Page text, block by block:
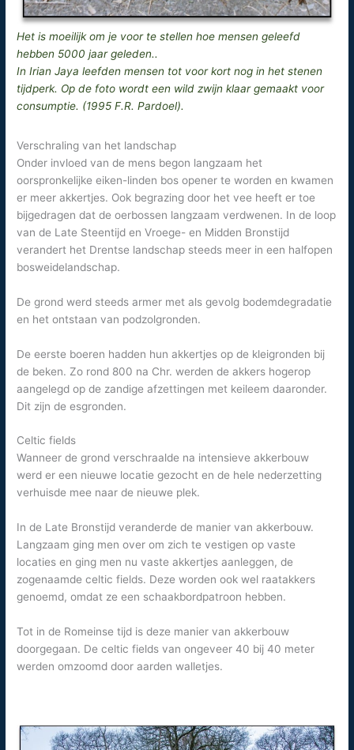
Het is moeilijk om je voor te stellen hoe mensen geleefd
hebben 5000 jaar geleden..
In Irian Jaya leefden mensen tot voor kort nog in het stenen
tijdperk. Op de foto wordt een wild zwijn klaar gemaakt voor
consumptie. (1995 F.R. Pardoel).
Verschraling van het landschap
Onder invloed van de mens begon langzaam het
oorspronkelijke eiken-linden bos opener te worden en kwamen
er meer akkertjes. Ook begrazing door het vee heeft er toe
bijgedragen dat de oerbossen langzaam verdwenen. In de loop
van de Late Steentijd en Vroege- en Midden Bronstijd
verandert het Drentse landschap steeds meer in een halfopen
bosweidelandschap.
De grond werd steeds armer met als gevolg bodemdegradatie
en het ontstaan van podzolgronden.
De eerste boeren hadden hun akkertjes op de kleigronden bij
de beken. Zo rond 800 na Chr. werden de akkers hogerop
aangelegd op de zandige afzettingen met keileem daaronder.
Dit zijn de esgronden.
Celtic fields
Wanneer de grond verschraalde na intensieve akkerbouw
werd er een nieuwe locatie gezocht en de hele nederzetting
verhuisde mee naar de nieuwe plek.
In de Late Bronstijd veranderde de manier van akkerbouw.
Langzaam ging men over om zich te vestigen op vaste
locaties en ging men nu vaste akkertjes aanleggen, de
zogenaamde celtic fields. Deze worden ook wel raatakkers
genoemd, omdat ze een schaakbordpatroon hebben.
Tot in de Romeinse tijd is deze manier van akkerbouw
doorgegaan. De celtic fields van ongeveer 40 bij 40 meter
werden omzoomd door aarden walletjes.